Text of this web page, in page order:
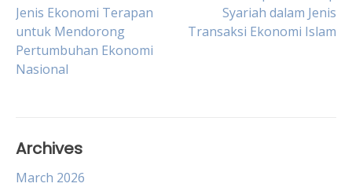
navigation
Jenis Ekonomi Terapan
untuk Mendorong
Pertumbuhan Ekonomi
Nasional
Syariah dalam Jenis
Transaksi Ekonomi Islam
Archives
March 2026